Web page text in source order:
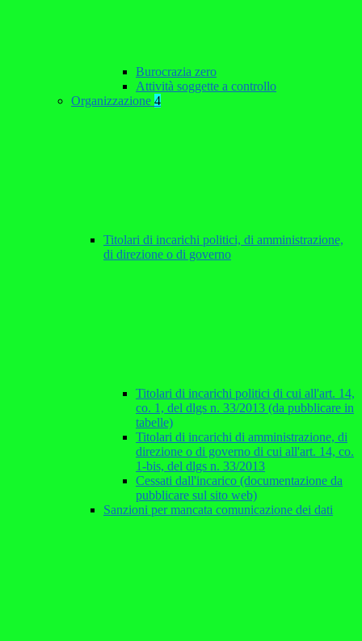
Burocrazia zero
Attività soggette a controllo
Organizzazione 4
Titolari di incarichi politici, di amministrazione,
di direzione o di governo
Titolari di incarichi politici di cui all'art. 14,
co. 1, del dlgs n. 33/2013 (da pubblicare in
tabelle)
Titolari di incarichi di amministrazione, di
direzione o di governo di cui all'art. 14, co.
1-bis, del dlgs n. 33/2013
Cessati dall'incarico (documentazione da
pubblicare sul sito web)
Sanzioni per mancata comunicazione dei dati